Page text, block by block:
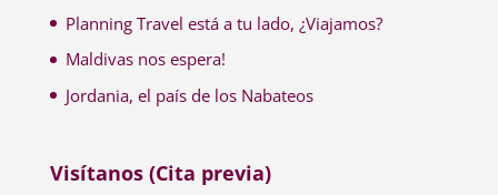
Planning Travel está a tu lado, ¿Viajamos?
Maldivas nos espera!
Jordania, el país de los Nabateos
Visítanos (Cita previa)